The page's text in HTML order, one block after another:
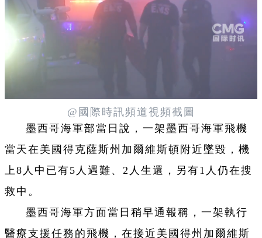
@國際時訊頻道視頻截圖
墨西哥海軍部當日說，一架墨西哥海軍飛機
當天在美國得克薩斯州加爾維斯頓附近墜毀，機
上8人中已有5人遇難、2人生還，另有1人仍在搜
救中。
墨西哥海軍方面當日稍早通報稱，一架執行
醫療支援任務的飛機，在接近美國得州加爾維斯